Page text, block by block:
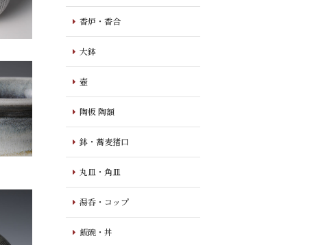
香炉・香合
大鉢
壺
陶板 陶額
鉢・蕎麦猪口
丸皿・角皿
湯呑・コップ
飯碗・丼